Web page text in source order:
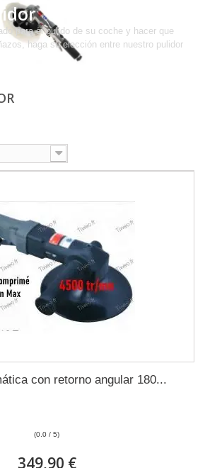
para el pulido de su coche y hacer que
haga su elección entre nuestro pulidor
con retorno angular 180...
(0.0 / 5)
349,90 €